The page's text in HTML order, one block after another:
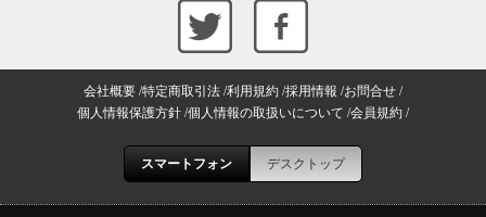
会社概要 特定商取引法 利用規約 採用情報 お問合せ
個人情報保護方針 個人情報の取扱いについて 会員規約
スマートフォン デスクトップ